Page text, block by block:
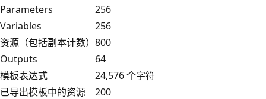
Parameters
256
Variables
256
资源（包括副本计数） 800
Outputs
64
模板表达式
24,576 个字符
已导出模板中的资源
200